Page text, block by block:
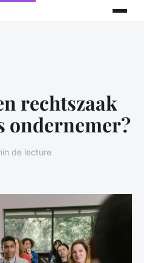
rechtszaak
ondernemer?
de lecture